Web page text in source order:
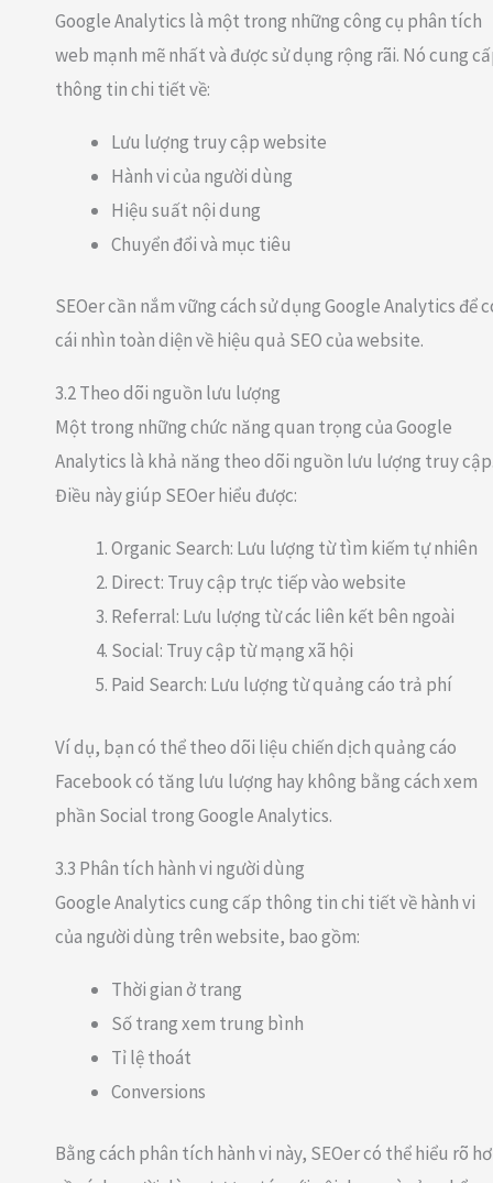
Google Analytics là một trong những công cụ phân tích
web mạnh mẽ nhất và được sử dụng rộng rãi. Nó cung
thông tin chi tiết về:
Lưu lượng truy cập website
Hành vi của người dùng
Hiệu suất nội dung
Chuyển đổi và mục tiêu
SEOer cần nắm vững cách sử dụng Google Analytics để
cái nhìn toàn diện về hiệu quả SEO của website.
3.2 Theo dõi nguồn lưu lượng
Một trong những chức năng quan trọng của Google
Analytics là khả năng theo dõi nguồn lưu lượng truy
Điều này giúp SEOer hiểu được:
Organic Search: Lưu lượng từ tìm kiếm tự nhiên
Direct: Truy cập trực tiếp vào website
Referral: Lưu lượng từ các liên kết bên ngoài
Social: Truy cập từ mạng xã hội
Paid Search: Lưu lượng từ quảng cáo trả phí
Ví dụ, bạn có thể theo dõi liệu chiến dịch quảng cáo
Facebook có tăng lưu lượng hay không bằng cách xem
phần Social trong Google Analytics.
3.3 Phân tích hành vi người dùng
Google Analytics cung cấp thông tin chi tiết về hành vi
của người dùng trên website, bao gồm:
Thời gian ở trang
Số trang xem trung bình
Tỉ lệ thoát
Conversions
Bằng cách phân tích hành vi này, SEOer có thể hiểu rõ